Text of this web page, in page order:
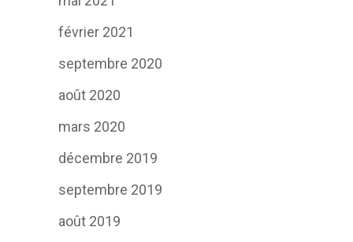
février 2021
septembre 2020
août 2020
mars 2020
décembre 2019
septembre 2019
août 2019